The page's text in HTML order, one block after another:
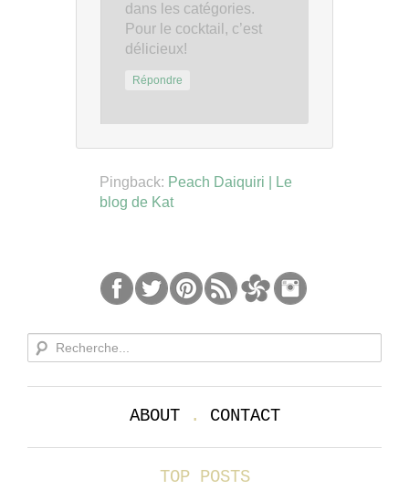
dans les catégories.
Pour le cocktail, c’est
délicieux!
Répondre
Pingback: Peach Daiquiri | Le
blog de Kat
ABOUT. CONTACT
TOP POSTS